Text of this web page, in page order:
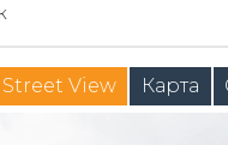
Street View Карта